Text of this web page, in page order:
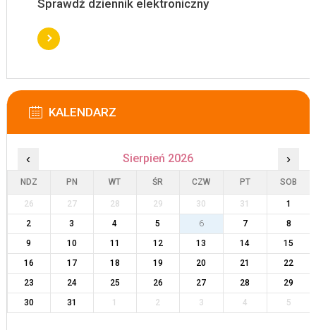
Sprawdź dziennik elektroniczny
KALENDARZ
‹ Sierpień 2026 ›
NDZ PN WT ŚR CZW PT SOB
26 27 28 29 30 31
1
2
3 4 5 6 7
8
9
10 11 12 13 14
15
16
17 18 19 20 21
22
23
24 25 26 27 28
29
30
31 1 2 3 4 5